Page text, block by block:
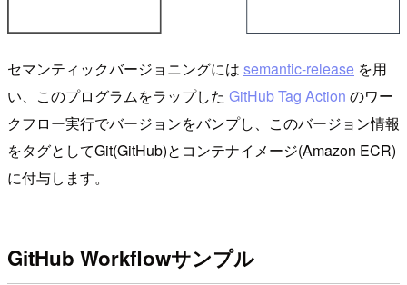
セマンティックバージョニングには semantic-release を用
い、このプログラムをラップした GitHub Tag Action のワー
クフロー実行でバージョンをバンプし、このバージョン情報
をタグとしてGit(GitHub)とコンテナイメージ(Amazon ECR)
に付与します。
GitHub Workflowサンプル